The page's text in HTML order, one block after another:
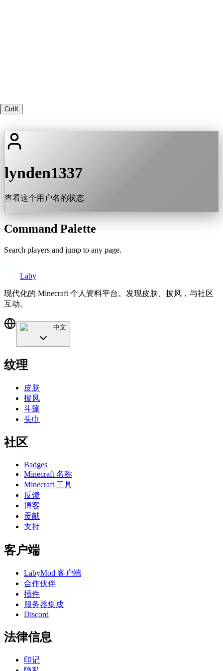
Ctrl K
lynden1337
查看这个用户名的状态
Command Palette
Search players and jump to any page.
Laby
现代化的 Minecraft 个人资料平台。发现皮肤、披风，与社区
互动。
中文
纹理
皮肤
披风
斗篷
头巾
社区
Badges
Minecraft 名称
Minecraft 工具
反馈
博客
贡献
支持
客户端
LabyMod 客户端
合作伙伴
插件
服务器集成
Discord
法律信息
印记